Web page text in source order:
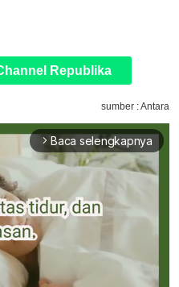
Republika
sumber : Antara
arrow_forward_ios Baca selengkapnya